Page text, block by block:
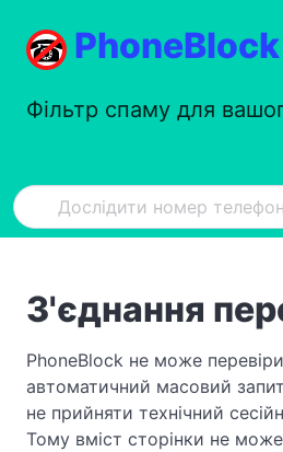
PhoneBlock
Фільтр спаму для
З'єднання
PhoneBlock не може
автоматичний масовий
не прийняти технічний
Тому вміст сторінки не